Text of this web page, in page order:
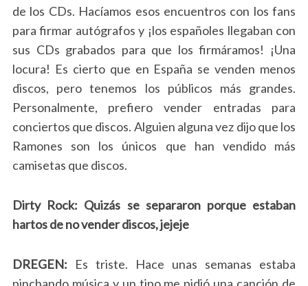
de los CDs. Hacíamos esos encuentros con los fans
para firmar autógrafos y ¡los españoles llegaban con
sus CDs grabados para que los firmáramos! ¡Una
locura! Es cierto que en España se venden menos
discos, pero tenemos los públicos más grandes.
Personalmente, prefiero vender entradas para
conciertos que discos. Alguien alguna vez dijo que los
Ramones son los únicos que han vendido más
camisetas que discos.
Dirty Rock: Quizás se separaron porque estaban
hartos de no vender discos, jejeje
DREGEN: Es triste. Hace unas semanas estaba